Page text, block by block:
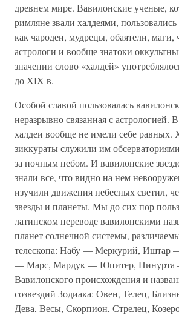
древнем мире. Вавилонские ученые,
римляне звали халдеями,
как чародеи, мудрецы, обаятели,
астрологи и вообще знатоки
значении слово «халдей»
до XIX в.
Особой славой пользовалась
неразрывно связанная с астрологией.
халдеи вообще не имели себе равных.
зиккураты служили им
за ночным небом. И вавилонские
знали все, что видно на нем
изучили движения небесных светил,
звезды и планеты. Мы до сих пор
латинском переводе вавилонскими
планет солнечной системы,
телескопа: Набу — Меркурий, Иштар
— Марс, Мардук — Юпитер, Нинурта
Вавилонского происхождения и
созвездий Зодиака: Овен, Телец,
Дева, Весы, Скорпион, Стрелец,